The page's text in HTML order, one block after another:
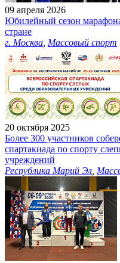
09 апреля 2026
Юбилейный сезон
стране
г. Москва Массовый спорт
20 октября 2025
Более 300 участников
спартакиада по спорту
учреждений
Республика Марий Эл